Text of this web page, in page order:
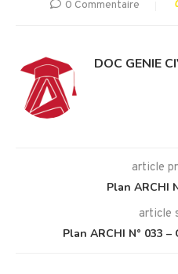
0 Commentaire
DOC GENIE
article
Plan ARCHI
article
Plan ARCHI N° 033